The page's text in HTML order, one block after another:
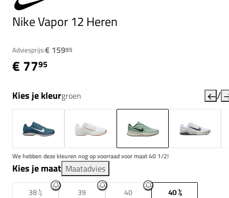
Nike Vapor 12 Heren
Adviesprijs:€ 15995
€ 7795
Kies je kleurgroen /
We hebben deze kleuren nog op voorraad voor maat 40 1/2!
Kies je maat Maatadvies
38 ½ 39 40
40 ½